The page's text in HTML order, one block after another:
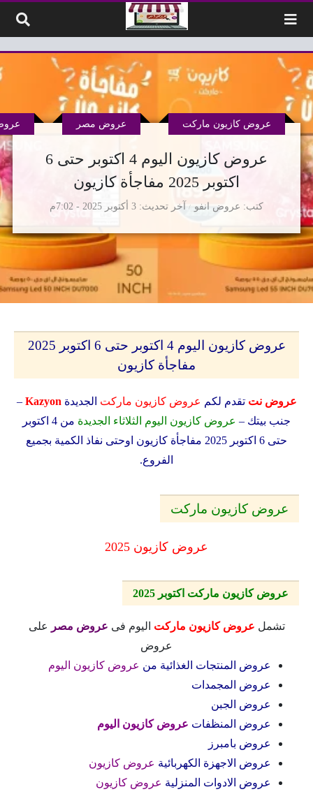
عروض كازيون اليوم 4 اكتوبر حتى 6
اكتوبر 2025 مفاجأة كازيون
كتب عروض انفو
عروض كازيون ماركت عروض مصر
آخر تحديث 3 أكتوبر 2025 - 7:02م
عروض كازيون اليوم 4 اكتوبر حتى 6 اكتوبر 2025
مفاجأة كازيون
عروض نت تقدم لكم عروض كازيون ماركت الجديدة Kazyon
–
جنب بيتك – عروض كازيون اليوم الثلاثاء الجديدة
من 4 اكتوبر
حتى 6 اكتوبر 2025 مفاجأة كازيون
اوحتى نفاذ الكمية بجميع
الفروع.
عروض كازيون ماركت
عروض كازيون 2025
عروض كازيون ماركت اكتوبر 2025
تشمل عروض كازيون ماركت اليوم فى عروض مصر
على
عروض
عروض المنتجات الغذائية من عروض كازيون اليوم
عروض المجمدات
عروض الجبن
عروض المنظفات عروض كازيون اليوم
عروض بامبرز
عروض الاجهزة الكهربائية عروض كازيون
عروض الادوات المنزلية عروض كازيون